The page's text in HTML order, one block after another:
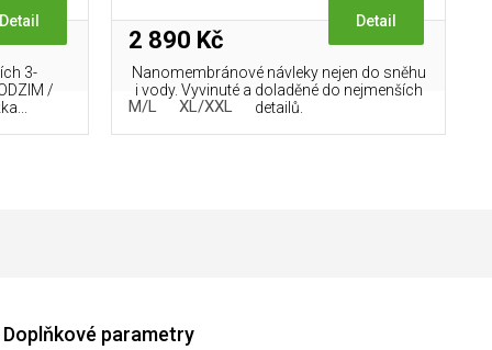
Detail
3-
/
2 890 Kč
Detail
Nanomembránové návleky nejen do sněhu
i vody. Vyvinuté a doladěné do nejmenších
detailů.
M/L XL/XXL
Doplňkové parametry